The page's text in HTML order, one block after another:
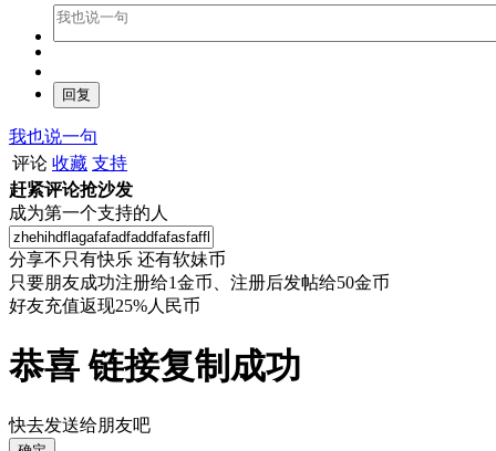
我也说一句
评论 收藏 支持
赶紧评论抢沙发
成为第一个支持的人
分享不只有快乐 还有软妹币
只要朋友成功注册给1金币、注册后发帖给50金币
好友充值返现25%人民币
恭喜 链接复制成功
快去发送给朋友吧